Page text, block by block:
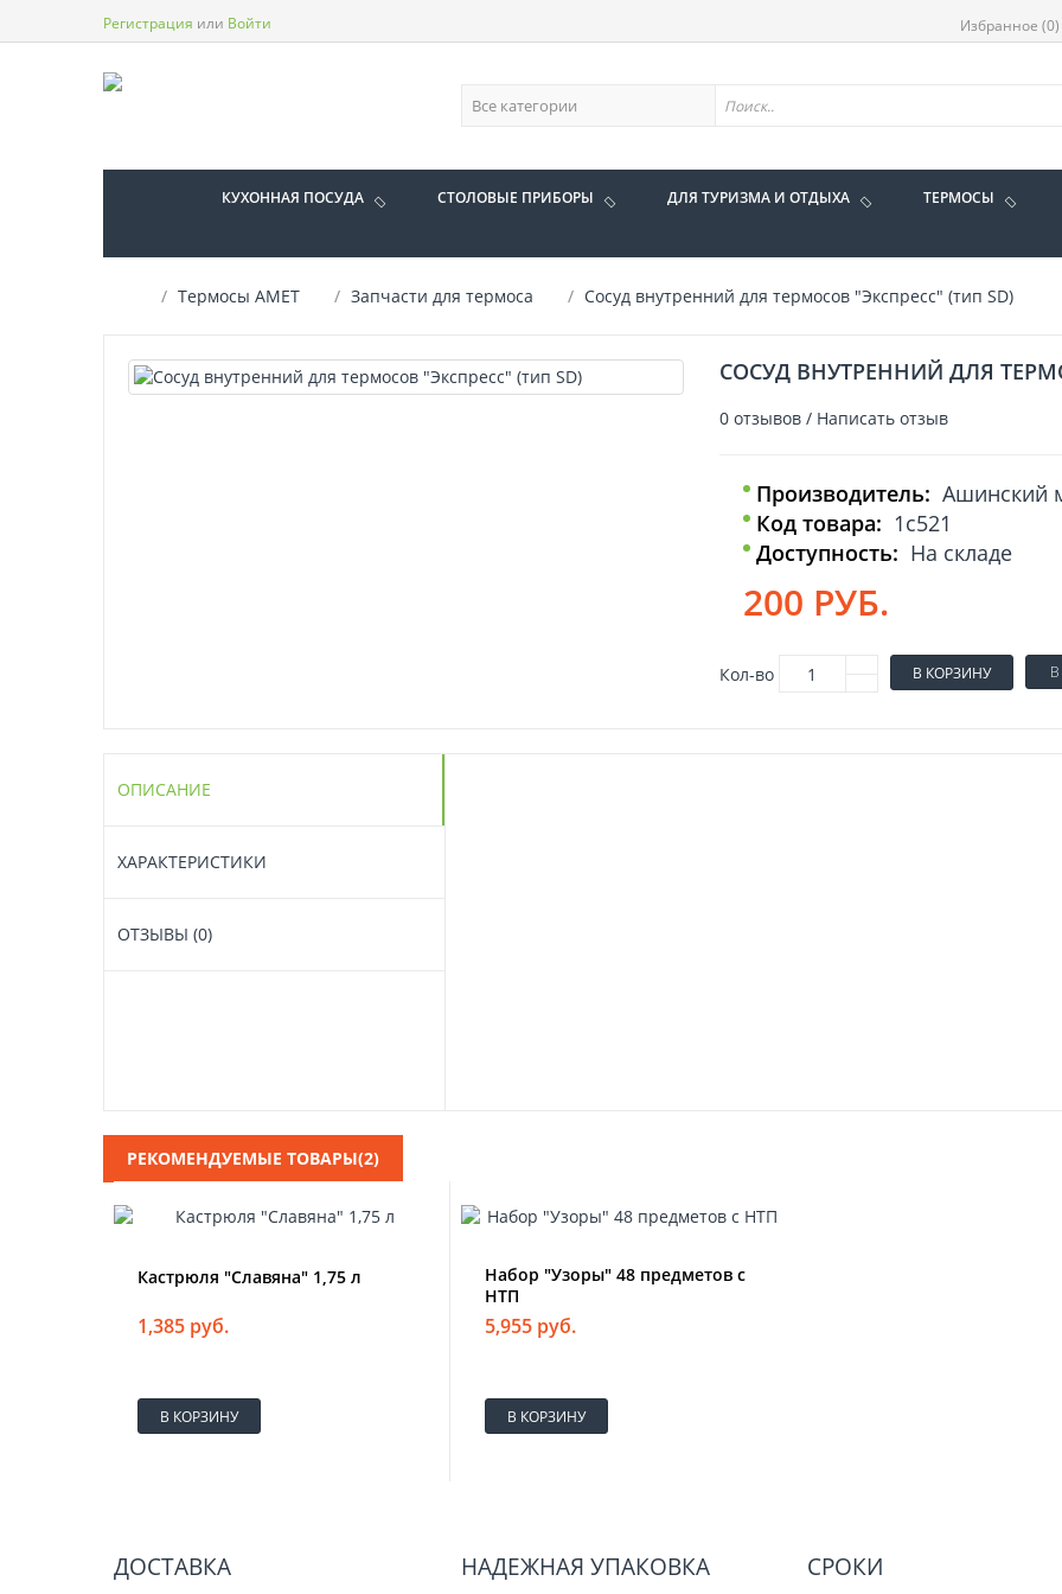
Регистрация или Войти Избранное (0)
КУХОННАЯ ПОСУДА СТОЛОВЫЕ ПРИБОРЫ ДЛЯ ТУРИЗМА И ОТДЫХА ТЕРМОСЫ
Термосы АМЕТ Запчасти для термоса Сосуд внутренний для термосов "Экспресс" (тип SD)
СОСУД ВНУТРЕННИЙ ДЛЯ
0 отзывов/ Написать отзыв
Производитель: Ашинский
Код товара: 1с521
Доступность: На складе
200 РУБ.
Кол-во В КОРЗИНУ
ОПИСАНИЕ
ХАРАКТЕРИСТИКИ
ОТЗЫВЫ (0)
РЕКОМЕНДУЕМЫЕ ТОВАРЫ(2)
Кастрюля "Славяна" 1,75 л
1,385 руб.
В КОРЗИНУ
Набор "Узоры" 48 предметов с
НТП
5,955 руб.
В КОРЗИНУ
ДОСТАВКА НАДЕЖНАЯ УПАКОВКА СРОКИ